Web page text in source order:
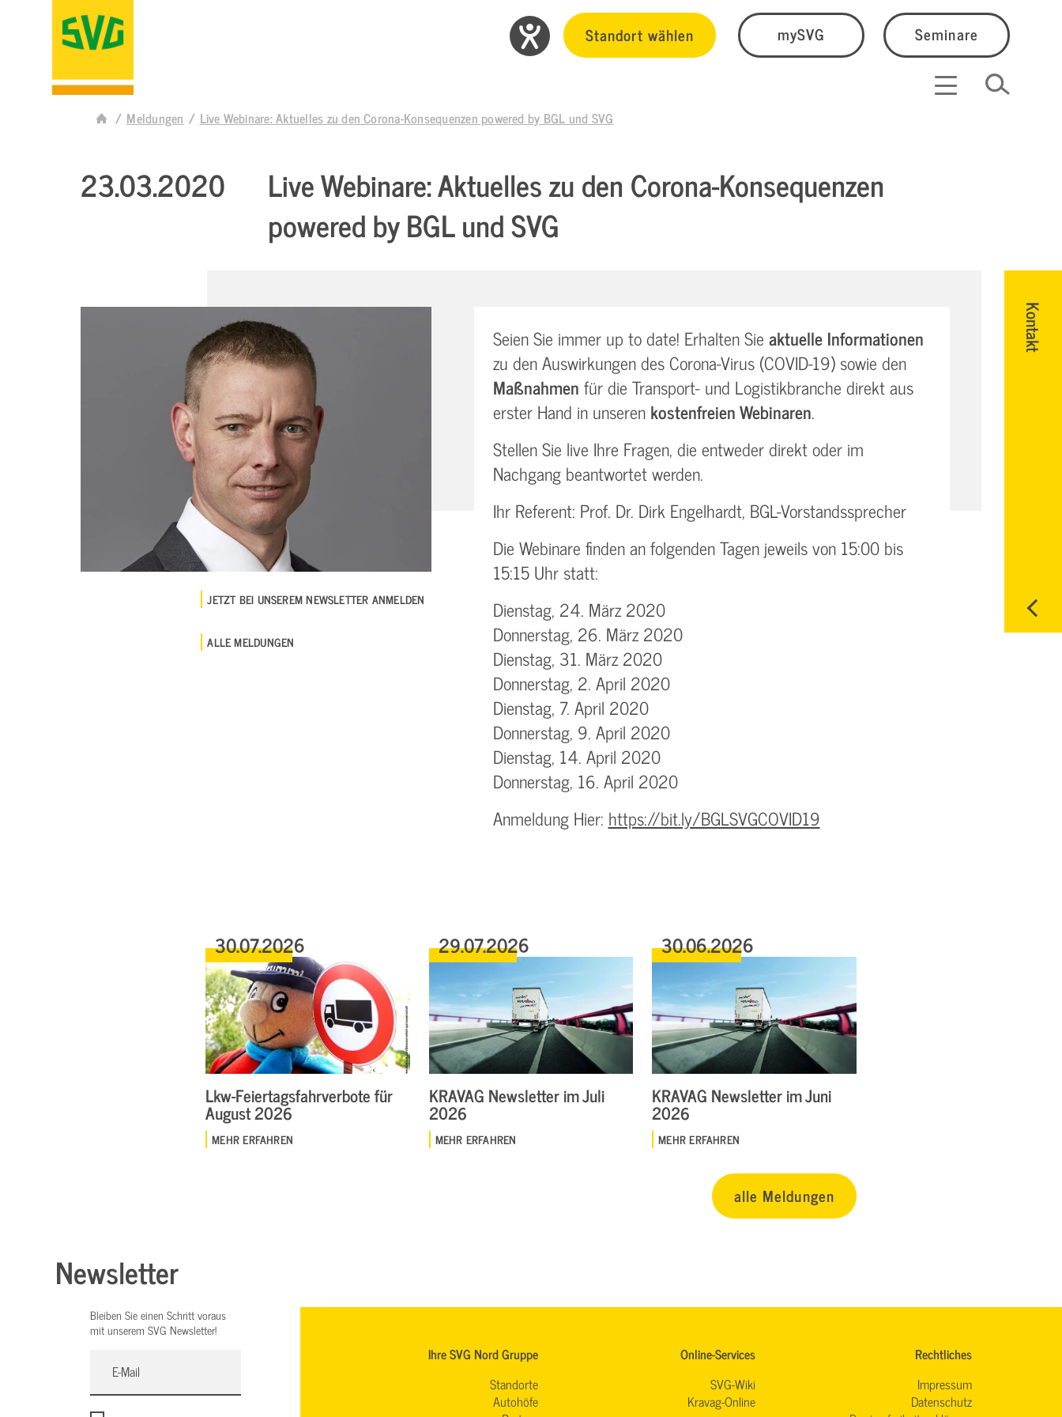
Standort wählen mySVG Seminare
Kontakt
Meldungen Live Webinare: Aktuelles zu den Corona-Konsequenzen powered by BGL und SVG
23.03.2020
Live Webinare: Aktuelles zu den Corona-Konsequenzen
powered by BGL und SVG
JETZT BEI UNSEREM NEWSLETTER ANMELDEN
ALLE MELDUNGEN
Seien Sie immer up to date! Erhalten Sieaktuelle Informationen
zu den Auswirkungen des Corona-Virus (COVID-19) sowie den
Maßnahmenfür die Transport- und Logistikbranche direkt aus
erster Hand in unserenkostenfreien Webinaren.
Stellen Sie live Ihre Fragen, die entweder direkt oder im
Nachgang beantwortet werden.
Ihr Referent: Prof. Dr. Dirk Engelhardt, BGL-Vorstandssprecher
Die Webinare finden an folgenden Tagen jeweils von 15:00 bis
15:15 Uhr statt:
Dienstag, 24. März 2020
Donnerstag, 26. März 2020
Dienstag, 31. März 2020
Donnerstag, 2. April 2020
Dienstag, 7. April 2020
Donnerstag, 9. April 2020
Dienstag, 14. April 2020
Donnerstag, 16. April 2020
Anmeldung Hier: https://bit.ly/BGLSVGCOVID19
30.07.2026
Lkw-Feiertagsfahrverbote für
August 2026
MEHR ERFAHREN
29.07.2026
KRAVAG Newsletter im Juli
2026
MEHR ERFAHREN
30.06.2026
KRAVAG Newsletter im Juni
2026
MEHR ERFAHREN
alle Meldungen
Newsletter
Bleiben Sie einen Schritt voraus
mit unserem SVG Newsletter!
Ihre SVG Nord Gruppe
Standorte
Autohöfe
Online-Services
SVG-Wiki
Kravag-Online
Rechtliches
Impressum
Datenschutz